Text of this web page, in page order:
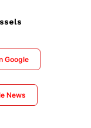
Google
News